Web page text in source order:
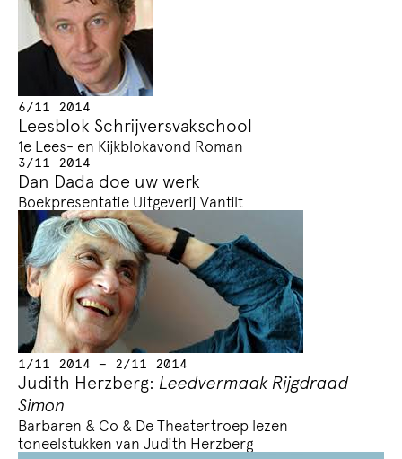
6/11 2014
Leesblok Schrijvers­vakschool
1e Lees- en Kijkblokavond Roman
3/11 2014
Dan Dada doe uw werk
Boekpresentatie Uitgeverij Vantilt
1/11 2014 — 2/11 2014
Judith Herzberg: Leedvermaak Rijgdraad
Simon
Barbaren & Co & De Theatertroep lezen
toneelstukken van Judith Herzberg